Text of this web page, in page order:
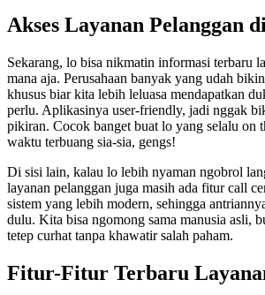
Akses Layanan Pelanggan
Sekarang, lo bisa nikmatin informasi terbaru
mana aja. Perusahaan banyak yang udah
khusus biar kita lebih leluasa mendapatkan
perlu. Aplikasinya user-friendly, jadi nggak
pikiran. Cocok banget buat lo yang selalu on
waktu terbuang sia-sia, gengs!
Di sisi lain, kalau lo lebih nyaman ngobrol
layanan pelanggan juga masih ada fitur call
sistem yang lebih modern, sehingga
dulu. Kita bisa ngomong sama manusia asli,
tetep curhat tanpa khawatir salah paham.
Fitur-Fitur Terbaru